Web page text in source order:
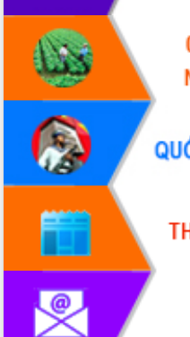
HĐND tỉnh thông qua điều chỉnh Quy
hoạch tỉnh thời kỳ 2021-2030
Hội thảo góp ý hồ sơ điều chỉnh quy
hoạch tỉnh Đắk Lắk thời kỳ 2021-2030,
tầm nhìn đến năm 2050
Nâng cao hiệu quả hoạt động của các
doanh nghiệp nhà nước
Hội nghị triển khai kết nối mạng
truyền số liệu chuyên dùng phục vụ cơ
quan Đảng, Nhà nước
Lễ phát động chuỗi hoạt động chung
tay làm sạch môi trường
Xã Ea Kar bước chuyển mình trong
công tác cải cách hành chính mô hình
UBND tỉnh họp báo định kỳ tháng 4
năm 2026